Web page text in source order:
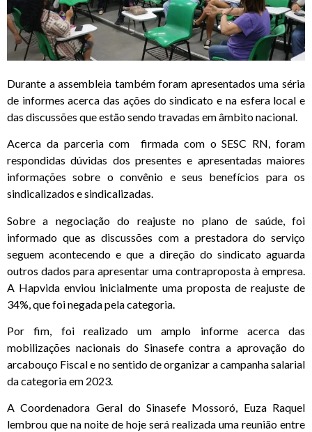
Durante a assembleia também foram apresentados uma séria
de informes acerca das ações do sindicato e na esfera local e
das discussões que estão sendo travadas em âmbito nacional.
Acerca da parceria com firmada com o SESC RN, foram
respondidas dúvidas dos presentes e apresentadas maiores
informações sobre o convênio e seus benefícios para os
sindicalizados e sindicalizadas.
Sobre a negociação do reajuste no plano de saúde, foi
informado que as discussões com a prestadora do serviço
seguem acontecendo e que a direção do sindicato aguarda
outros dados para apresentar uma contraproposta à empresa.
A Hapvida enviou inicialmente uma proposta de reajuste de
34%, que foi negada pela categoria.
Por fim, foi realizado um amplo informe acerca das
mobilizações nacionais do Sinasefe contra a aprovação do
arcabouço Fiscal e no sentido de organizar a campanha salarial
da categoria em 2023.
A Coordenadora Geral do Sinasefe Mossoró, Euza Raquel
lembrou que na noite de hoje será realizada uma reunião entre